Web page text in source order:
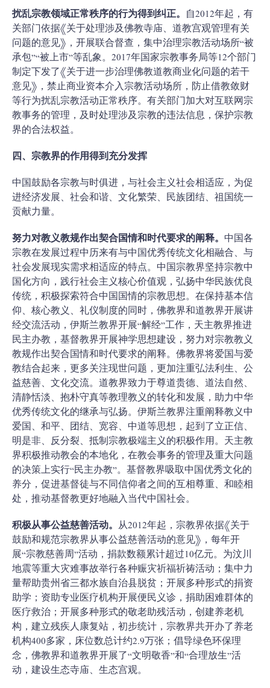
扰乱宗教领域正常秩序的行为得到纠正。 自2012年起，有
关部门依据《关于处理涉及佛教寺庙、道教宫观管理有关
问题的意见》，开展联合督查，集中治理宗教活动场所“被
承包”“被上市”等乱象。2017年国家宗教事务局等12个部门
制定下发了《关于进一步治理佛教道教商业化问题的若干
意见》，禁止商业资本介入宗教活动场所，防止借教敛财
等行为扰乱宗教活动正常秩序。有关部门加大对互联网宗
教事务的管理，及时处理涉及宗教的违法信息，保护宗教
界的合法权益。
四、宗教界的作用得到充分发挥
中国鼓励各宗教与时俱进，与社会主义社会相适应，为促
进经济发展、社会和谐、文化繁荣、民族团结、祖国统一
贡献力量。
努力对教义教规作出契合国情和时代要求的阐释。 中国各
宗教在发展过程中历来有与中国优秀传统文化相融合、与
社会发展现实需求相适应的特点。中国宗教界坚持宗教中
国化方向，践行社会主义核心价值观，弘扬中华民族优良
传统，积极探索符合中国国情的宗教思想。在保持基本信
仰、核心教义、礼仪制度的同时，佛教界和道教界开展讲
经交流活动，伊斯兰教界开展“解经”工作，天主教界推进
民主办教，基督教界开展神学思想建设，努力对宗教教义
教规作出契合国情和时代要求的阐释。佛教界将爱国与爱
教结合起来，更多关注现世问题，更加注重弘法利生、公
益慈善、文化交流。道教界致力于尊道贵德、道法自然、
清静恬淡、抱朴守真等教理教义的转化和发展，助力中华
优秀传统文化的继承与弘扬。伊斯兰教界注重阐释教义中
爱国、和平、团结、宽容、中道等思想，起到了立正信、
明是非、反分裂、抵制宗教极端主义的积极作用。天主教
界积极推动教会的本地化，在教会事务的管理及重大问题
的决策上实行“民主办教”。基督教界吸取中国优秀文化的
养分，促进基督徒与不同信仰者之间的互相尊重、和睦相
处，推动基督教更好地融入当代中国社会。
积极从事公益慈善活动。 从2012年起，宗教界依据《关于
鼓励和规范宗教界从事公益慈善活动的意见》，每年开
展“宗教慈善周”活动，捐款数额累计超过10亿元。为汶川
地震等重大灾难事故举行各种赈灾祈福祈祷活动；集中力
量帮助贵州省三都水族自治县脱贫；开展多种形式的捐资
助学；资助专业医疗机构开展便民义诊，捐助困难群体的
医疗救治；开展多种形式的敬老助残活动，创建养老机
构，建立残疾人康复站，初步统计，宗教界共开办了养老
机构400多家，床位数总计约2.9万张；倡导绿色环保理
念，佛教界和道教界开展了“文明敬香”和“合理放生”活
动，建设生态寺庙、生态宫观。